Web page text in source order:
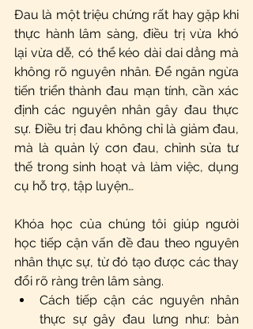
Đau là một triệu chứng rất hay gặp khi
thực hành lâm sàng, điều trị vừa khó
lại vừa dễ, có thể kéo dài dai dẳng mà
không rõ nguyên nhân. Để ngăn ngừa
tiến triển thành đau mạn tính, cần xác
định các nguyên nhân gây đau thực
sự. Điều trị đau không chỉ là giảm đau,
mà là quản lý cơn đau, chỉnh sửa tư
thế trong sinh hoạt và làm việc, dụng
cụ hỗ trợ, tập luyện…
Khóa học của chúng tôi giúp người
học tiếp cận vấn đề đau theo nguyên
nhân thực sự, từ đó tạo được các thay
đổi rõ ràng trên lâm sàng.
Cách tiếp cận các nguyên nhân
thực sự gây đau lưng như: bàn